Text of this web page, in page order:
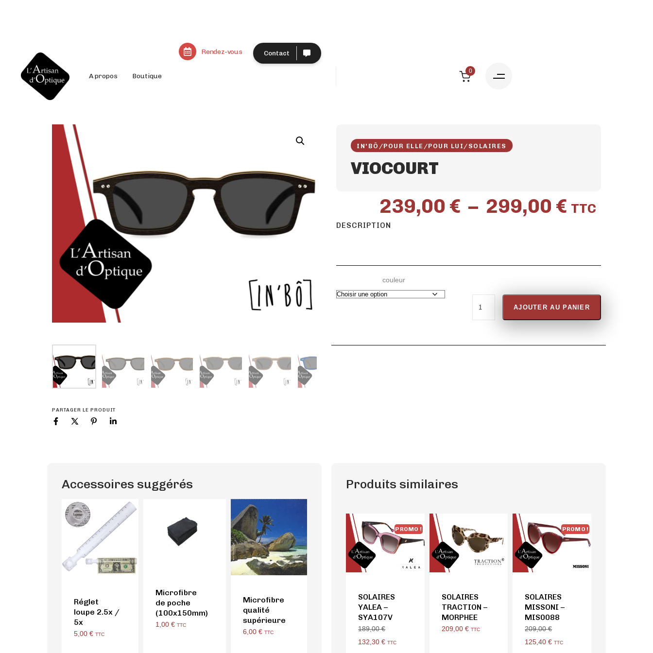
A propos Boutique
Rendez-vous Contact
0
PARTAGER LE PRODUIT
IN'BÔ /POUR ELLE /POUR LUI / SOLAIRES
VIOCOURT
239,00 € – 299,00 € TTC
DESCRIPTION
couleur
AJOUTER AU PANIER
Accessoires suggérés
Réglet
loupe 2.5x /
5x
5,00 € TTC
Microfibre
de poche
(100x150mm)
1,00 € TTC
Microfibre
qualité
supérieure
6,00 € TTC
Produits similaires
PROMO !
SOLAIRES
YALEA –
SYA107V
189,00€
132,30 € TTC
SOLAIRES
TRACTION –
MORPHEE
209,00 € TTC
PROMO !
SOLAIRES
MISSONI –
MIS0088
209,00€
125,40€ TTC